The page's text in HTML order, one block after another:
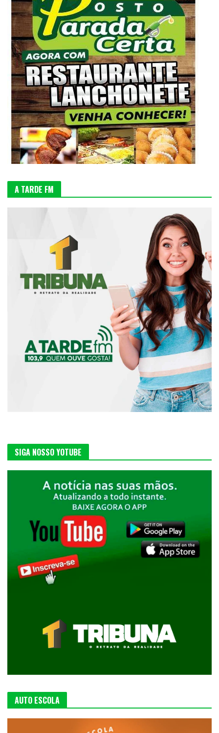
A TARDE FM
SIGA NOSSO YOTUBE
AUTO ESCOLA